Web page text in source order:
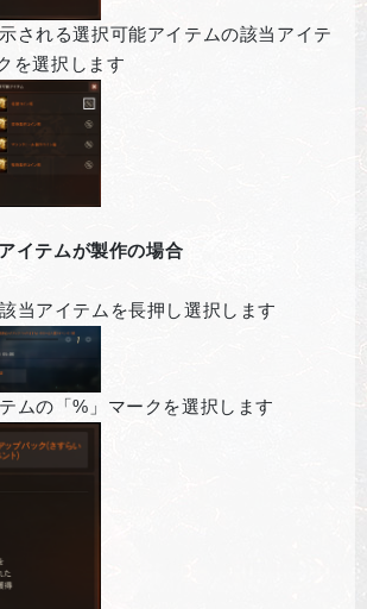
される選択可能アイテムの該当アイテ
を選択します
イテムが製作の場合
当アイテムを長押し選択します
ムの「%」マークを選択します